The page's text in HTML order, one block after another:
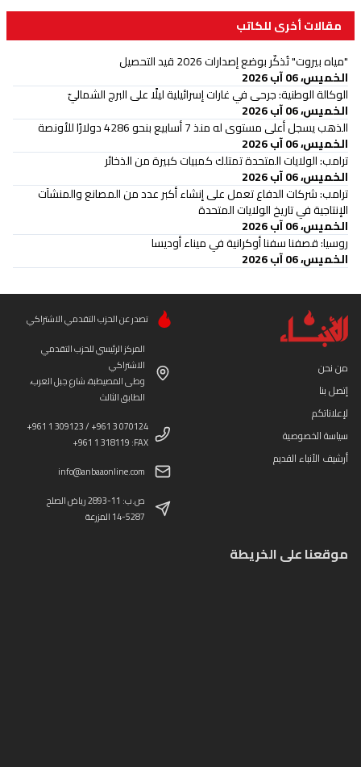
مقالات أخرى للكاتب
"مياه بيروت" تُذكّر بوضع إصدارات 2026 قيد التحصيل
الخميس، 06 آب 2026
‏الوكالة الوطنية: جرحى في غارات إسرائيلية ليلًا على البرج الشماليّ
الخميس، 06 آب 2026
الذهب يسجل أعلى مستوى له منذ 7 أسابيع بنحو 4286 دولارًا للأونصة
الخميس، 06 آب 2026
ترامب: الولايات المتحدة تمتلك كمبيات كبيرة من الذخائر
الخميس، 06 آب 2026
ترامب: شركات الدفاع تعمل على إنشاء أكبر عدد من المصانع والمنشآت
الإنتاجية في تاريخ الولايات المتحدة
الخميس، 06 آب 2026
روسيا: قصفنا سفنا أوكرانية في ميناء أوديسا
الخميس، 06 آب 2026
من نحن
إتصل بنا
لإعلاناتكم
سياسة الخصوصية
أرشيف الأنباء القديم
تصدر عن الحزب التقدمي الاشتراكي
المركز الرئيسي للحزب التقدمي
الاشتراكي
وطى المصيطبة، شارع جبل العرب،
الطابق الثالث
+961 1 309123 / +961 3 070124
+961 1 318119 :FAX
info@anbaaonline.com
ص.ب: 11-2893 رياض الصلح
14-5287 المزرعة
موقعنا على الخريطة